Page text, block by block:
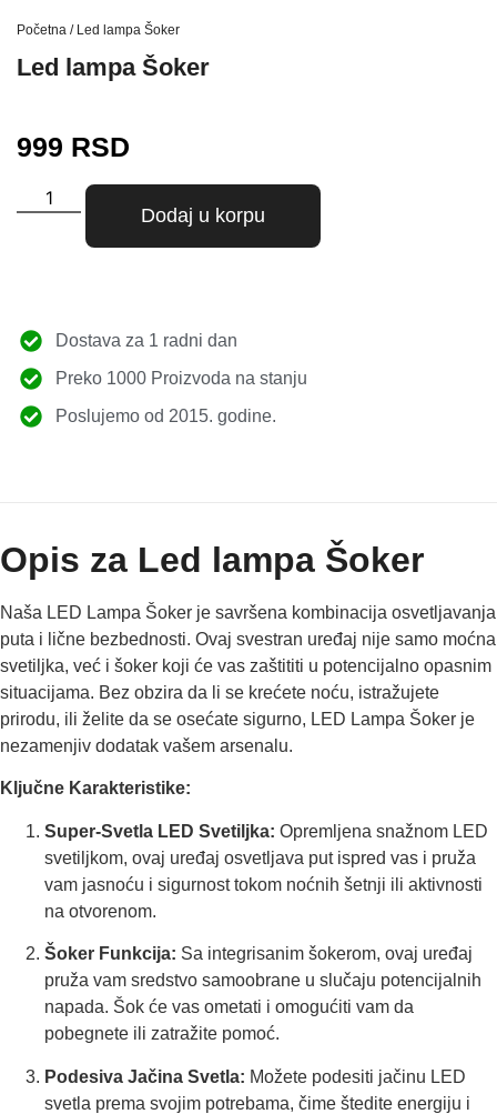
Početna / Led lampa Šoker
Led lampa Šoker
999 RSD
Dodaj u korpu
Dostava za 1 radni dan
Preko 1000 Proizvoda na stanju
Poslujemo od 2015. godine.
Opis za Led lampa Šoker
Naša LED Lampa Šoker je savršena kombinacija osvetljavanja
puta i lične bezbednosti. Ovaj svestran uređaj nije samo moćna
svetiljka, već i šoker koji će vas zaštititi u potencijalno opasnim
situacijama. Bez obzira da li se krećete noću, istražujete
prirodu, ili želite da se osećate sigurno, LED Lampa Šoker je
nezamenjiv dodatak vašem arsenalu.
Ključne Karakteristike:
Super-Svetla LED Svetiljka: Opremljena snažnom LED
svetiljkom, ovaj uređaj osvetljava put ispred vas i pruža
vam jasnoću i sigurnost tokom noćnih šetnji ili aktivnosti
na otvorenom.
Šoker Funkcija: Sa integrisanim šokerom, ovaj uređaj
pruža vam sredstvo samoobrane u slučaju potencijalnih
napada. Šok će vas ometati i omogućiti vam da
pobegnete ili zatražite pomoć.
Podesiva Jačina Svetla: Možete podesiti jačinu LED
svetla prema svojim potrebama, čime štedite energiju i